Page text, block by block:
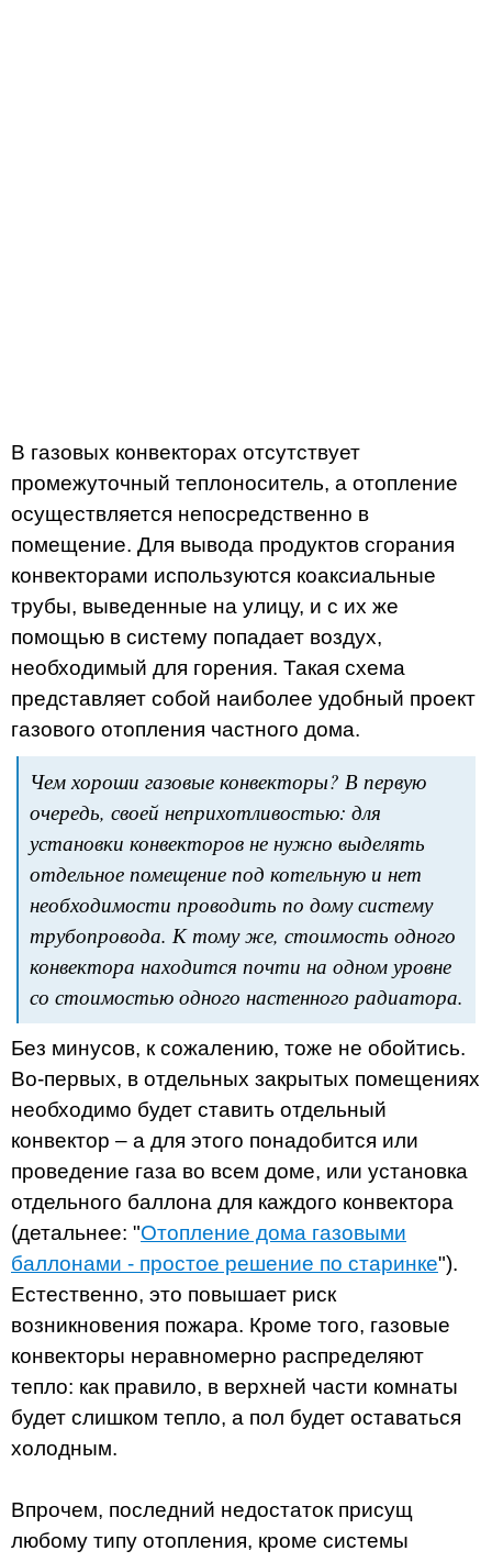
В газовых конвекторах отсутствует
промежуточный теплоноситель, а отопление
осуществляется непосредственно в
помещение. Для вывода продуктов сгорания
конвекторами используются коаксиальные
трубы, выведенные на улицу, и с их же
помощью в систему попадает воздух,
необходимый для горения. Такая схема
представляет собой наиболее удобный проект
газового отопления частного дома.
Чем хороши газовые конвекторы? В первую
очередь, своей неприхотливостью: для
установки конвекторов не нужно выделять
отдельное помещение под котельную и нет
необходимости проводить по дому систему
трубопровода. К тому же, стоимость одного
конвектора находится почти на одном уровне
со стоимостью одного настенного радиатора.
Без минусов, к сожалению, тоже не обойтись.
Во-первых, в отдельных закрытых помещениях
необходимо будет ставить отдельный
конвектор – а для этого понадобится или
проведение газа во всем доме, или установка
отдельного баллона для каждого конвектора
(детальнее: "Отопление дома газовыми
баллонами - простое решение по старинке").
Естественно, это повышает риск
возникновения пожара. Кроме того, газовые
конвекторы неравномерно распределяют
тепло: как правило, в верхней части комнаты
будет слишком тепло, а пол будет оставаться
холодным.
Впрочем, последний недостаток присущ
любому типу отопления, кроме системы